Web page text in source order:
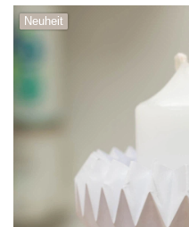
Neuheit